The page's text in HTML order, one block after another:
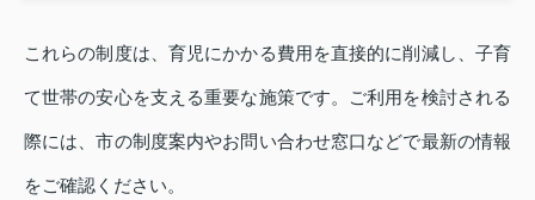
これらの制度は、育児にかかる費用を直接的に削減し、子育
て世帯の安心を支える重要な施策です。ご利用を検討される
際には、市の制度案内やお問い合わせ窓口などで最新の情報
をご確認ください。